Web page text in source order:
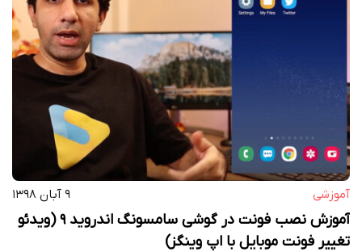
آموزشی ۹ آبان ۱۳۹۸
آموزش نصب فونت در گوشی سامسونگ اندروید 9 (ویدئو
تغییر فونت موبایل با اپ وینگز)